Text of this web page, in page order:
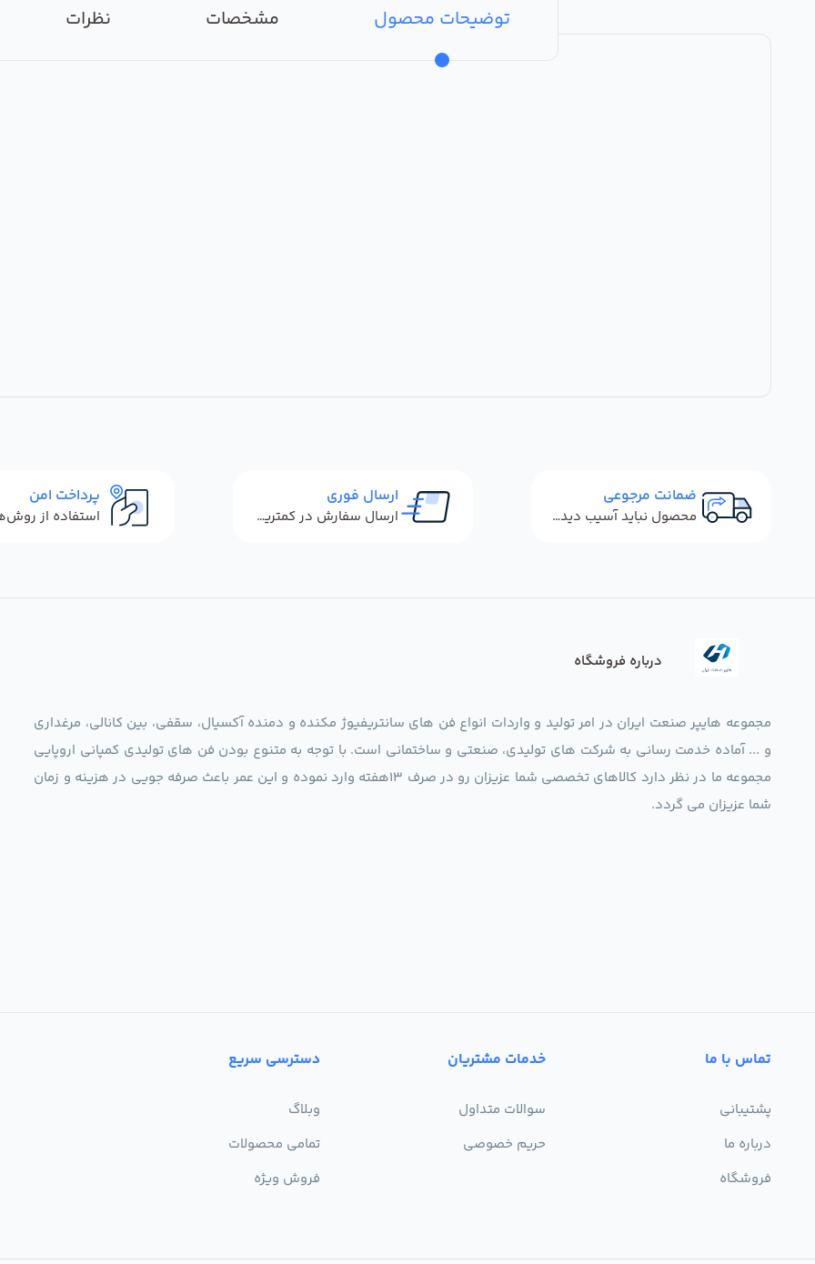
توضیحات محصول مشخصات نظرات
ضمانت مرجوعی
محصول نباید آسیب دیده باشد
ارسال فوری
ارسال سفارش در کمترین زمان ممکن
پرداخت امن
درباره فروشگاه
مجموعه هایپر صنعت ایران در امر تولید و واردات انواع فن های سانتریفیوژ مکنده و دمنده آکسیال، سقفی، بین کانالی، مرغداری
و ... آماده خدمت رسانی به شرکت های تولیدی، صنعتی و ساختمانی است. با توجه به متنوع بودن فن های تولیدی کمپانی اروپایی
مجموعه ما در نظر دارد کالاهای تخصصی شما عزیزان رو در صرف 13هفته وارد نموده و این عمر باعث صرفه جویی در هزینه و زمان
شما عزیزان می گردد.
تماس با ما
پشتیبانی
درباره ما
فروشگاه
خدمات مشتریان
سوالات متداول
حریم خصوصی
دسترسی سریع
وبلاگ
تمامی محصولات
فروش ویژه